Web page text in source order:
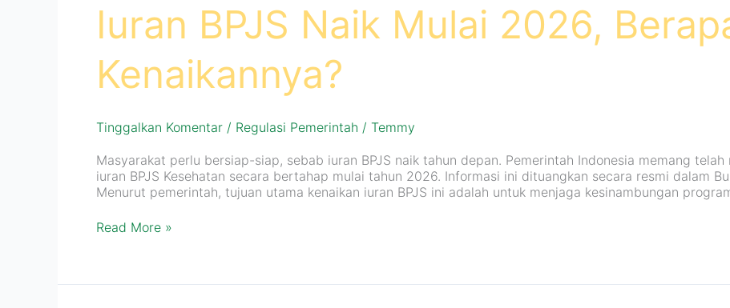
Iuran BPJS Naik Mulai 2026,
Kenaikannya?
Tinggalkan Komentar / Regulasi Pemerintah / Temmy
Masyarakat perlu bersiap-siap, sebab iuran BPJS naik tahun depan. Pemerintah Indonesia memang
iuran BPJS Kesehatan secara bertahap mulai tahun 2026. Informasi ini dituangkan secara resmi dalam
Menurut pemerintah, tujuan utama kenaikan iuran BPJS ini adalah untuk menjaga kesinambungan
Read More »